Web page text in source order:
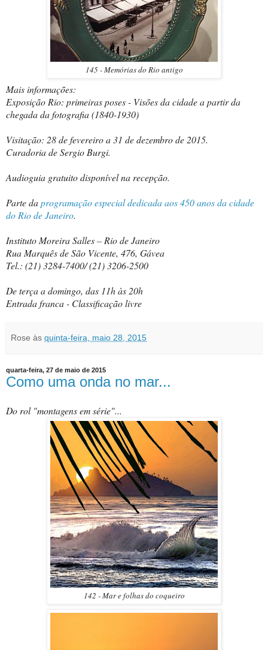
145 - Memórias do Rio antigo
Mais informações:
Exposição Rio: primeiras poses - Visões da cidade a partir da
chegada da fotografia (1840-1930)
Visitação: 28 de fevereiro a 31 de dezembro de 2015.
Curadoria de Sergio Burgi.
Audioguia gratuito disponível na recepção.
Parte daprogramação especial dedicada aos 450 anos da cidade
do Rio de Janeiro.
Instituto Moreira Salles – Rio de Janeiro
Rua Marquês de São Vicente, 476, Gávea
Tel.: (21) 3284-7400/ (21) 3206-2500
De terça a domingo, das 11h às 20h
Entrada franca - Classificação livre
Rose às quinta-feira, maio 28, 2015
quarta-feira, 27 de maio de 2015
Como uma onda no mar...
Do rol "montagens em série"...
142 - Mar e folhas do coqueiro